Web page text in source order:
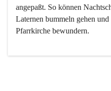
angepaßt. So können
Laternen bummeln gehen
Pfarrkirche bewundern.
Der Weinbau dominert heute